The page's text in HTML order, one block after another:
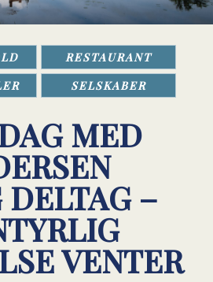
RESTAURANT
SELSKABER
MED
–
VENTER